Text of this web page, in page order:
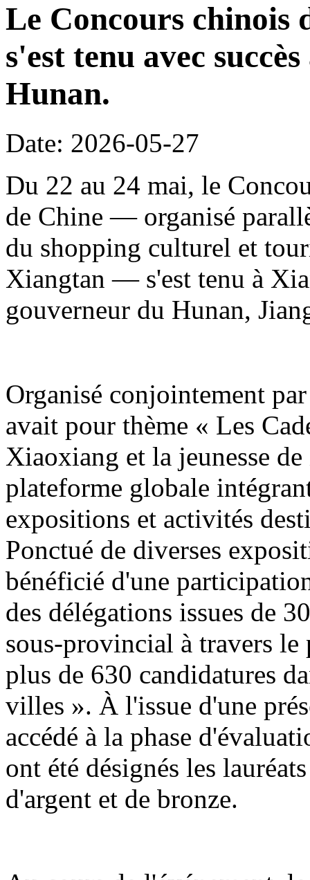
Le Concours chinois
s'est tenu avec
Hunan.
Date: 2026-05-27
Du 22 au 24 mai, le
de Chine — organisé
du shopping culturel et
Xiangtan — s'est tenu à
gouverneur du Hunan,
Organisé conjointement
avait pour thème « Les
Xiaoxiang et la jeunesse
plateforme globale
expositions et activités
Ponctué de diverses
bénéficié d'une
des délégations issues de
sous-provincial à travers
plus de 630 candidatures
villes ». À l'issue d'une
accédé à la phase
ont été désignés les
d'argent et de bronze.